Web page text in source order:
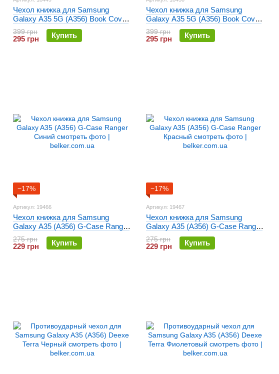
Чехол книжка для Samsung
Galaxy A35 5G (A356) Book Cover
Gelius Shell Case Синий
399 грн
295 грн Купить
Чехол книжка для Samsung
Galaxy A35 5G (A356) Book Cover
Gelius Shell Case Хвоя
399 грн
295 грн Купить
−17%
Артикул: 19466
Чехол книжка для Samsung
Galaxy A35 (A356) G-Case Ranger
Синий
275 грн
229 грн Купить
−17%
Артикул: 19467
Чехол книжка для Samsung
Galaxy A35 (A356) G-Case Ranger
Красный
275 грн
229 грн Купить